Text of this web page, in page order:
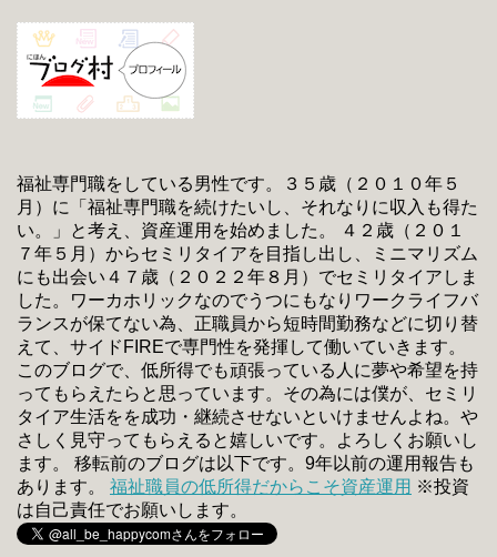
福祉専門職をしている男性です。３５歳（２０１０年５
月）に「福祉専門職を続けたいし、それなりに収入も得た
い。」と考え、資産運用を始めました。 ４２歳（２０１
７年５月）からセミリタイアを目指し出し、ミニマリズム
にも出会い４７歳（２０２２年８月）でセミリタイアしま
した。ワーカホリックなのでうつにもなりワークライフバ
ランスが保てない為、正職員から短時間勤務などに切り替
えて、サイドFIREで専門性を発揮して働いていきます。
このブログで、低所得でも頑張っている人に夢や希望を持
ってもらえたらと思っています。その為には僕が、セミリ
タイア生活をを成功・継続させないといけませんよね。や
さしく見守ってもらえると嬉しいです。よろしくお願いし
ます。 移転前のブログは以下です。9年以前の運用報告も
あります。 福祉職員の低所得だからこそ資産運用 ※投資
は自己責任でお願いします。